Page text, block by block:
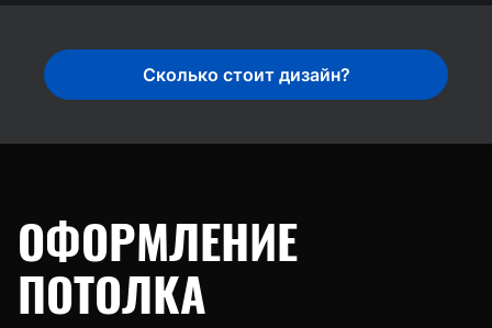
Сколько стоит дизайн?
ОФОРМЛЕНИЕ
ПОТОЛКА